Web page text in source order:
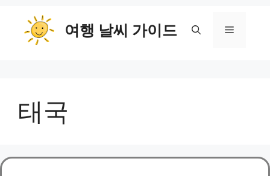
여행 날씨 가이드 메
태국